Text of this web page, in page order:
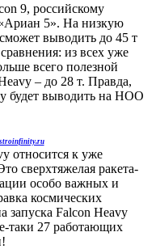
9, российскому
5». На низкую
выводить до 45 т
из всех уже
всего полезной
– до 28 т. Правда,
будет выводить на НОО
относится к уже
сверхтяжелая ракета-
особо важных и
космических
запуска Falcon Heavy
таки 27 работающих